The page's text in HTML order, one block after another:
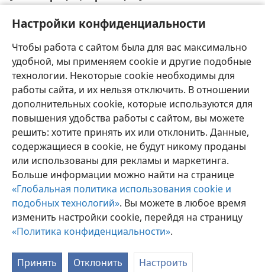
Настройки конфиденциальности
Чтобы работа с сайтом была для вас максимально
удобной, мы применяем cookie и другие подобные
технологии. Некоторые cookie необходимы для
работы сайта, и их нельзя отключить. В отношении
дополнительных cookie, которые используются для
повышения удобства работы с сайтом, вы можете
решить: хотите принять их или отклонить. Данные,
содержащиеся в cookie, не будут никому проданы
или использованы для рекламы и маркетинга.
Больше информации можно найти на странице
«Глобальная политика использования cookie и
подобных технологий». Вы можете в любое время
изменить настройки cookie, перейдя на страницу
«Политика конфиденциальности».
Принять Отклонить Настроить
Бог дал людям совершенное начало, но история
показывает, что независимый от Бога человек не в
состоянии успешно „направлять свои стопы“.
Русский Поделиться Настройки
Copyright© 2026 Watch Tower Bible and Tract Society of Pennsylvania
Условия использования
Политика конфиденциальности
Настройки конфиденциальности
JW.ORG Войти